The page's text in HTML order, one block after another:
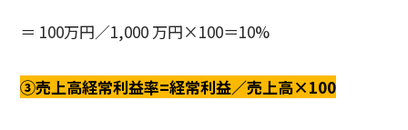
＝ 100万円／1,000 万円×100＝10%
③売上高経常利益率=経常利益／売上高×100